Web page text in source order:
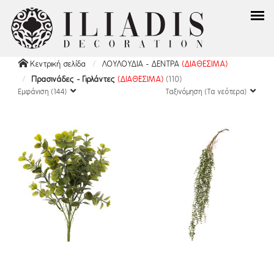
Κεντρική σελίδα ΛΟΥΛΟΥΔΙΑ - ΔΕΝΤΡΑ (ΔΙΑΘΕΣΙΜΑ)
Πρασινάδες - Γιρλάντες (ΔΙΑΘΕΣΙΜΑ) (110)
Εμφάνιση (144) Ταξινόμηση (Τα νεότερα)